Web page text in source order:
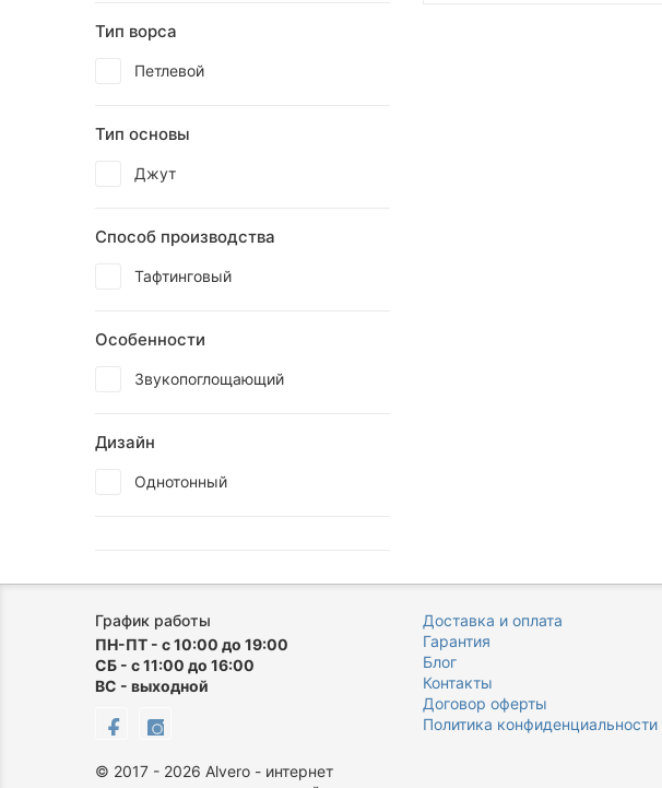
Тип ворса
Петлевой
Тип основы
Джут
Способ производства
Тафтинговый
Особенности
Звукопоглощающий
Дизайн
Однотонный
График работы
ПН-ПТ - с 10:00 до 19:00
СБ - с 11:00 до 16:00
ВС - выходной
© 2017 - 2026 Alvero - интернет
Доставка и оплата
Гарантия
Блог
Контакты
Договор оферты
Политика конфиденциальности